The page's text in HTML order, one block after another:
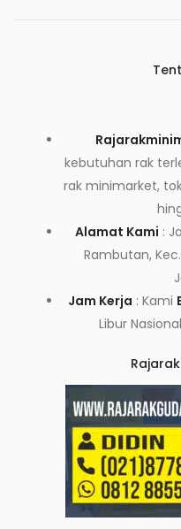
kebutuhan rak
rak minimarket,
Alamat Kami :
Rambutan,
Jam Kerja : Kami
Libur